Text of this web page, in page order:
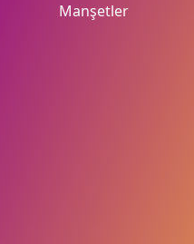
Manşetler